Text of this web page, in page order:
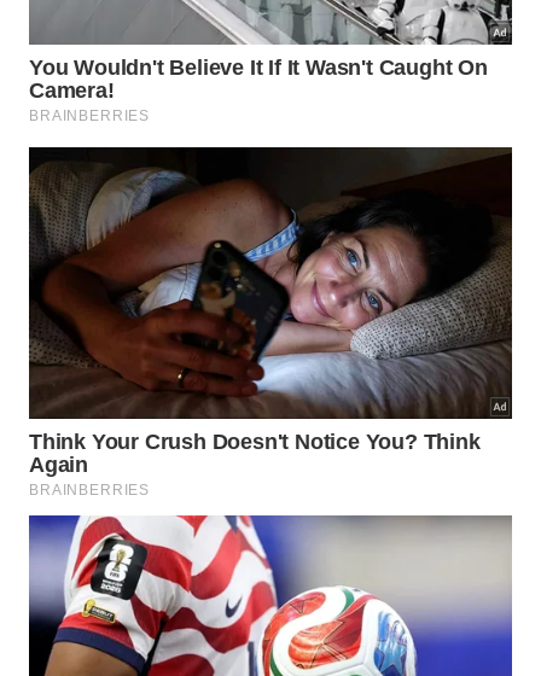
Manter a cozinha livre de odores desagradáveis
após o preparo de assados complexos é um grande
desafio diário. Deixar o eletrodoméstico fechado
bactérias e fixa a
nas paredes
internas.